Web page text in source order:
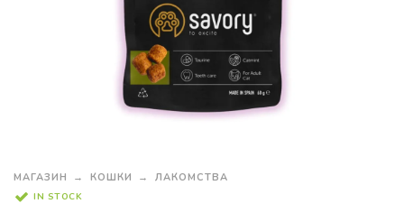
МАГАЗИН КОШКИ ЛАКОМСТВА
IN STOCK